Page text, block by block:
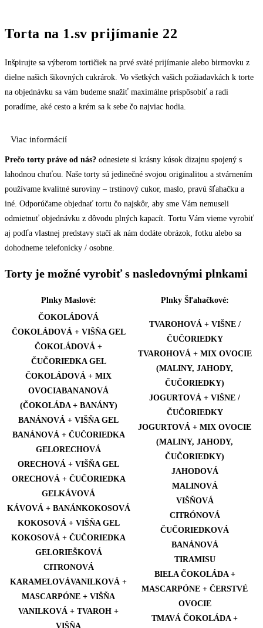
Torta na 1.sv prijímanie 22
Inšpirujte sa výberom tortičiek na prvé sväté prijímanie alebo birmovku z
dielne našich šikovných cukrárok. Vo všetkých vašich požiadavkách k torte
na objednávku sa vám budeme snažiť maximálne prispôsobiť a radi
poradíme, aké cesto a krém sa k sebe čo najviac hodia.
Viac informácií
Prečo torty práve od nás? odnesiete si krásny kúsok dizajnu spojený s
lahodnou chuťou. Naše torty sú jedinečné svojou originalitou a stvárnením
používame kvalitné suroviny – trstinový cukor, maslo, pravú šľahačku a
iné. Odporúčame objednať tortu čo najskôr, aby sme Vám nemuseli
odmietnuť objednávku z dôvodu plných kapacít. Tortu Vám vieme vyrobiť
aj podľa vlastnej predstavy stačí ak nám dodáte obrázok, fotku alebo sa
dohodneme telefonicky / osobne.
Torty je možné vyrobiť s nasledovnými plnkami
Plnky Maslové:
Plnky Šľahačkové:
ČOKOLÁDOVÁ
ČOKOLÁDOVÁ + VIŠŇA GEL
ČOKOLÁDOVÁ +
ČUČORIEDKA GEL
ČOKOLÁDOVÁ + MIX
OVOCIABANANOVÁ
(ČOKOLÁDA + BANÁNY)
BANÁNOVÁ + VIŠŇA GEL
BANÁNOVÁ + ČUČORIEDKA
GELORECHOVÁ
ORECHOVÁ + VIŠŇA GEL
ORECHOVÁ + ČUČORIEDKA
GELKÁVOVÁ
KÁVOVÁ + BANÁNKOKOSOVÁ
KOKOSOVÁ + VIŠŇA GEL
KOKOSOVÁ + ČUČORIEDKA
GELORIEŠKOVÁ
CITRONOVÁ
KARAMELOVÁVANILKOVÁ +
MASCARPÓNE + VIŠŇA
VANILKOVÁ + TVAROH +
VIŠŇA
TVAROHOVÁ + VIŠNE /
ČUČORIEDKY
TVAROHOVÁ + MIX OVOCIE
(MALINY, JAHODY,
ČUČORIEDKY)
JOGURTOVÁ + VIŠNE /
ČUČORIEDKY
JOGURTOVÁ + MIX OVOCIE
(MALINY, JAHODY,
ČUČORIEDKY)
JAHODOVÁ
MALINOVÁ
VIŠŇOVÁ
CITRÓNOVÁ
ČUČORIEDKOVÁ
BANÁNOVÁ
TIRAMISU
BIELA ČOKOLÁDA +
MASCARPÓNE + ČERSTVÉ
OVOCIE
TMAVÁ ČOKOLÁDA +